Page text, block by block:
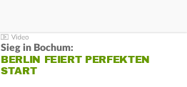
Sieg in Bochum:
BERLIN FEIERT PERFEKTEN
START